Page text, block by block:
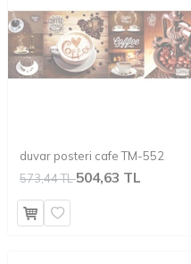
duvar posteri cafe TM-552
573,44 TL504,63 TL